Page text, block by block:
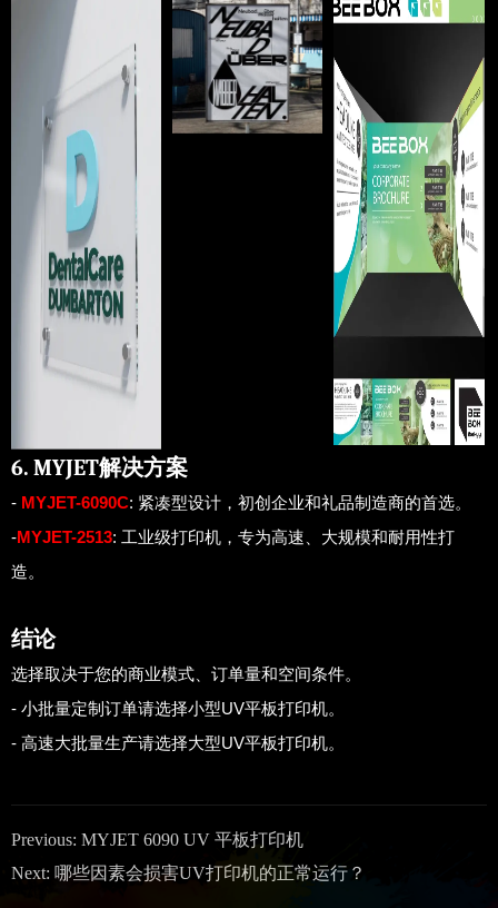
6. MYJET解决方案
- MYJET-6090C: 紧凑型设计，初创企业和礼品制造商的首选。
-MYJET-2513: 工业级打印机，专为高速、大规模和耐用性打
造。
结论
选择取决于您的商业模式、订单量和空间条件。
- 小批量定制订单请选择小型UV平板打印机。
- 高速大批量生产请选择大型UV平板打印机。
Previous: MYJET 6090 UV 平板打印机
Next: 哪些因素会损害UV打印机的正常运行？